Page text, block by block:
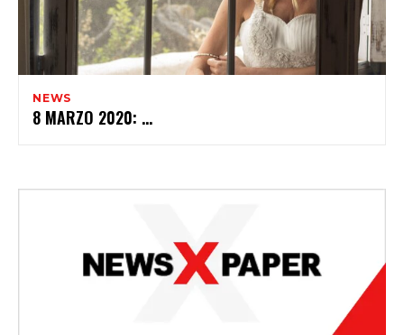
NEWS
8 MARZO 2020: ...